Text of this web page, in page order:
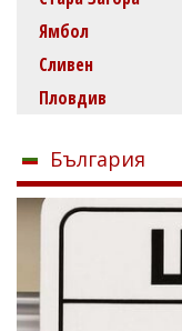
Ямбол
Сливен
Пловдив
България